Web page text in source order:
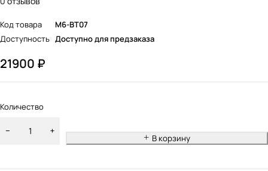
Код товара
M6-BT07
Доступность Доступно для предзаказа
21900 ₽
Количество
В корзину